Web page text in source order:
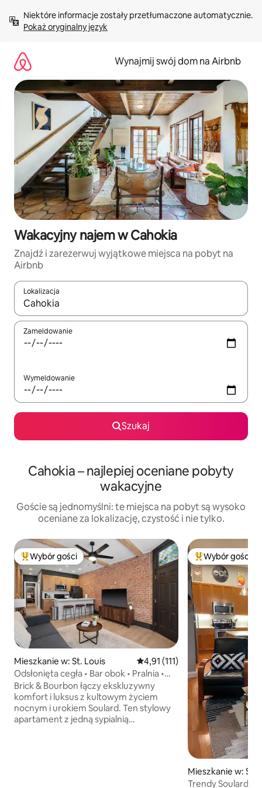
treści Pokaż oryginalny język
Wynajmij swój dom na Airbnb
Wakacyjny najem w Cahokia
Znajdź i zarezerwuj wyjątkowe miejsca na pobyt na
Airbnb
Lokalizacja
Gdy wyniki będą dostępne, możesz poruszać się po nich za
Zameldowanie
Wymeldowanie
Szukaj
Cahokia – najlepiej oceniane pobyty
wakacyjne
Goście są jednomyślni: te miejsca na pobyt są wysoko
oceniane za lokalizację, czystość i nie tylko.
Najpopularniejsze z kategorii Wybór gości
Wybór gości
Mieszkanie w: St. Louis Średnia ocena: 4,91 na 5, liczba
4,91 (111)
Odsłonięta cegła • Bar obok • Pralnia •
Szybkie Wi-Fi
Brick & Bourbon łączy ekskluzywny
komfort i luksus z kultowym życiem
nocnym i urokiem Soulard. Ten stylowy
apartament z jedną sypialnią
Wybór gości
Mieszkanie w: St.
Trendy Soulard